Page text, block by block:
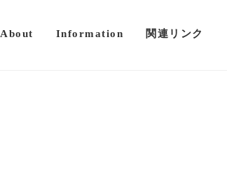
About Information 関連リンク